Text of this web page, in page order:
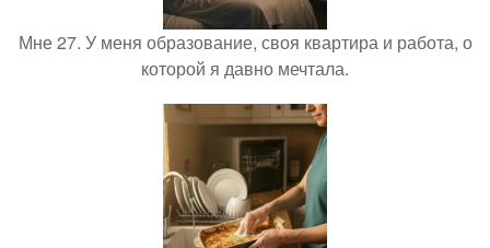
Мне 27. У меня образование, своя квартира и работа, о
которой я давно мечтала.